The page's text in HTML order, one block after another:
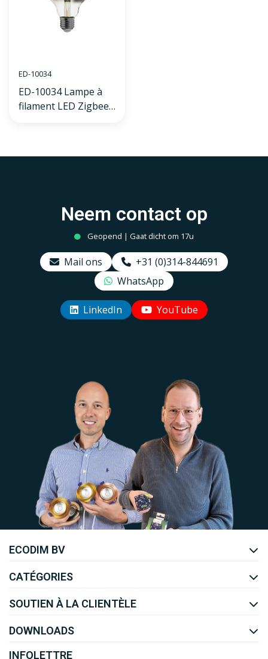
ED-10034
ED-10034 Lampe à
filament LED Zigbee
Neem contact op
Geopend | Gaat dicht om 17u
Mail ons
+31 (0)314-844691
WhatsApp
LinkedIn YouTube
Uw EcoDim team
ECODIM BV
CATÉGORIES
SOUTIEN À LA CLIENTÈLE
DOWNLOADS
INFOLETTRE